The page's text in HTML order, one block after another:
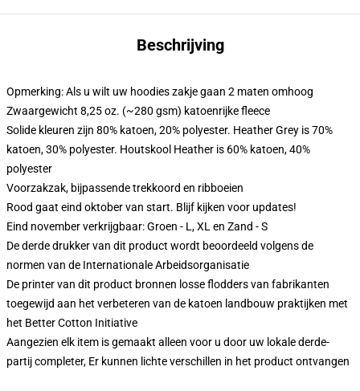
Beschrijving
Opmerking: Als u wilt uw hoodies zakje gaan 2 maten omhoog
Zwaargewicht 8,25 oz. (~280 gsm) katoenrijke fleece
Solide kleuren zijn 80% katoen, 20% polyester. Heather Grey is 70%
katoen, 30% polyester. Houtskool Heather is 60% katoen, 40%
polyester
Voorzakzak, bijpassende trekkoord en ribboeien
Rood gaat eind oktober van start. Blijf kijken voor updates!
Eind november verkrijgbaar: Groen - L, XL en Zand - S
De derde drukker van dit product wordt beoordeeld volgens de
normen van de Internationale Arbeidsorganisatie
De printer van dit product bronnen losse flodders van fabrikanten
toegewijd aan het verbeteren van de katoen landbouw praktijken met
het Better Cotton Initiative
Aangezien elk item is gemaakt alleen voor u door uw lokale derde-
partij completer, Er kunnen lichte verschillen in het product ontvangen